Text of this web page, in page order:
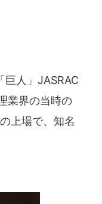
人」JASRAC
業界の当時の
上場で、知名